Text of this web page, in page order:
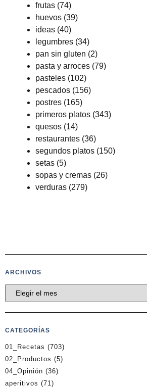
frutas (74)
huevos (39)
ideas (40)
legumbres (34)
pan sin gluten (2)
pasta y arroces (79)
pasteles (102)
pescados (156)
postres (165)
primeros platos (343)
quesos (14)
restaurantes (36)
segundos platos (150)
setas (5)
sopas y cremas (26)
verduras (279)
ARCHIVOS
CATEGORÍAS
01_Recetas (703)
02_Productos (5)
04_Opinión (36)
aperitivos (71)